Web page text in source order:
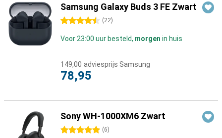
Samsung Galaxy Buds 3 FE Zwart
4.5 sterren (22)
Voor 23:00 uur besteld, morgen in huis
149,00 adviesprijs Samsung
78,95
Sony WH-1000XM6 Zwart
5 sterren (6)